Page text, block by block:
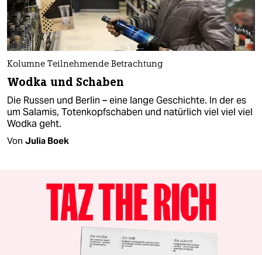
Kolumne Teilnehmende Betrachtung
Wodka und Schaben
Die Russen und Berlin – eine lange Geschichte. In der es
um Salamis, Totenkopfschaben und natürlich viel viel viel
Wodka geht.
Von Julia Boek